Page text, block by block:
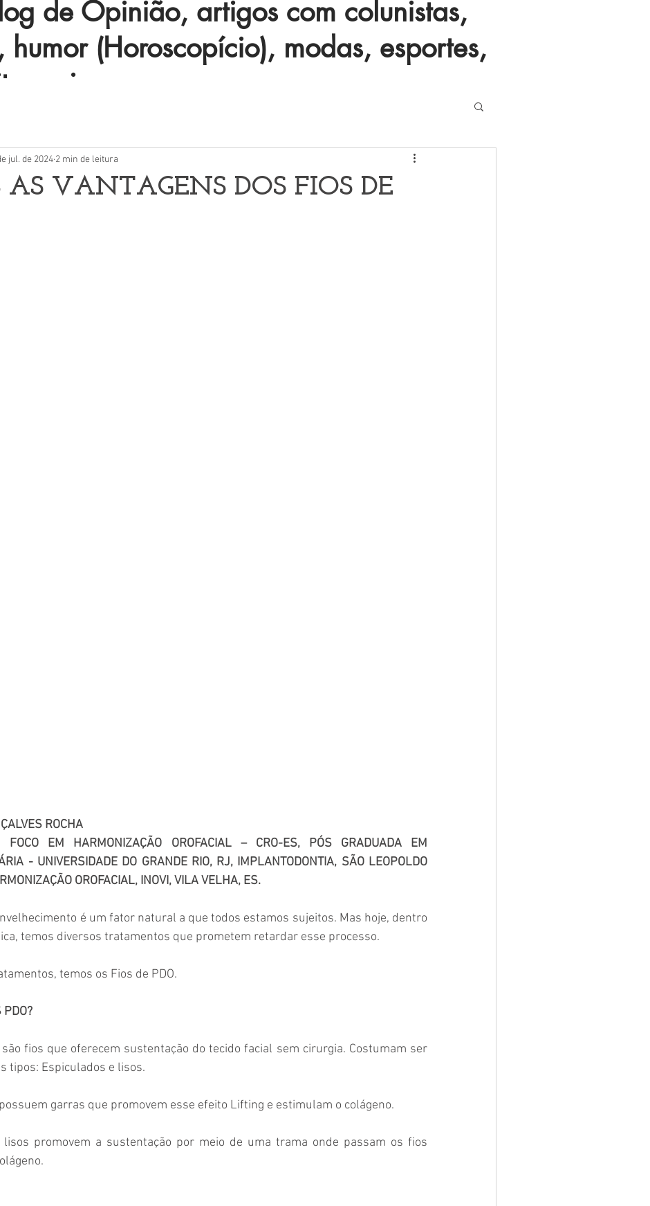
de Opinião, artigos com colunistas,
humor (Horoscopício), modas, esportes,
mais.
VANTAGENS DOS FIOS DE
jul. de 2024 2 min de leitura
ROCHA
FOCO EM HARMONIZAÇÃO OROFACIAL – CRO-ES, PÓS GRADUADA EM
- UNIVERSIDADE DO GRANDE RIO, RJ, IMPLANTODONTIA, SÃO LEOPOLDO
OROFACIAL, INOVI, VILA VELHA, ES.
é um fator natural a que todos estamos sujeitos. Mas hoje, dentro
temos diversos tratamentos que prometem retardar esse processo.
temos os Fios de PDO.
PDO?
são fios que oferecem sustentação do tecido facial sem cirurgia. Costumam ser
tipos: Espiculados e lisos.
garras que promovem esse efeito Lifting e estimulam o colágeno.
lisos promovem a sustentação por meio de uma trama onde passam os fios